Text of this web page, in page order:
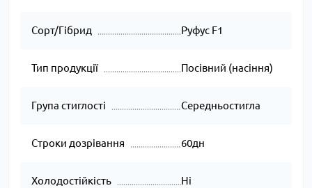
Сорт/Гібрид Руфус F1
Тип продукції Посівний (насіння)
Група стиглості Середньостигла
Строки дозрівання 60дн
Холодостійкість Ні